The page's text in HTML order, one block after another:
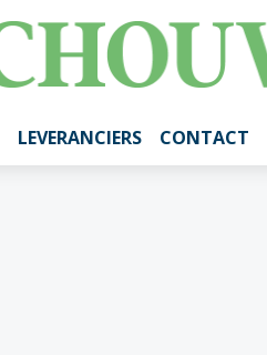
LEVERANCIERS CONTACT